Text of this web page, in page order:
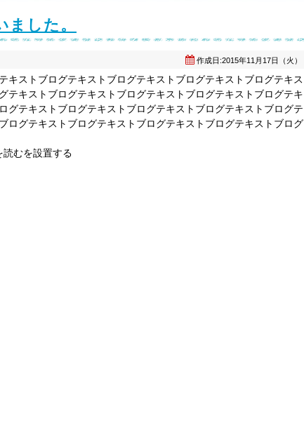
ました。
作成日:2015年11月17日（火）
キストブログテキストブログテキストブログテキストブログテキス
テキストブログテキストブログテキストブログテキストブログテキ
グテキストブログテキストブログテキストブログテキストブログテ
ログテキストブログテキストブログテキストブログテキストブログ
むを設置する